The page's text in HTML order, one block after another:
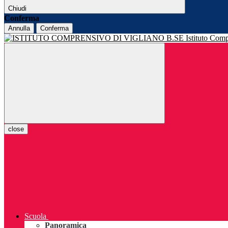
Chiudi
Conferma
Annulla Conferma
Istituto
close
Scuola
Panoramica